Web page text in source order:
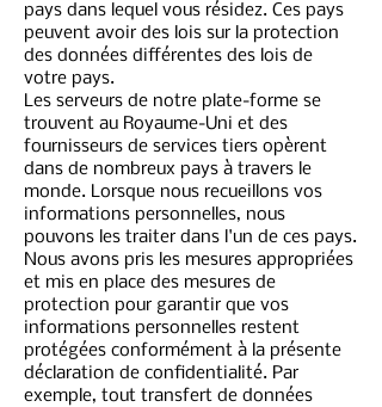
pays dans lequel vous résidez. Ces pays
peuvent avoir des lois sur la protection
des données différentes des lois de
votre pays.
Les serveurs de notre plate-forme se
trouvent au Royaume-Uni et des
fournisseurs de services tiers opèrent
dans de nombreux pays à travers le
monde. Lorsque nous recueillons vos
informations personnelles, nous
pouvons les traiter dans l'un de ces pays.
Nous avons pris les mesures appropriées
et mis en place des mesures de
protection pour garantir que vos
informations personnelles restent
protégées conformément à la présente
déclaration de confidentialité. Par
exemple, tout transfert de données